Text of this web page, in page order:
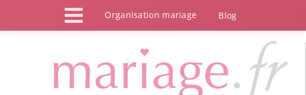
Organisation mariage Blog
Panneau de gestion des cookies